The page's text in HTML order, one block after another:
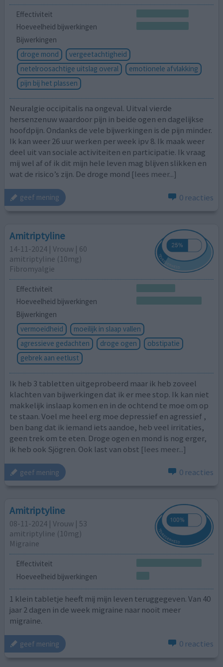
Effectiviteit
Hoeveelheid bijwerkingen
Bijwerkingen
droge mond
vergeetachtigheid
netelroosachtige uitslag overal
emotionele afvlakking
pijn bij het plassen
Neuralgie occipitalis na ongeval. Uitval vierde
hersenzenuw waardoor pijn in beide ogen en dagelijkse
hoofdpijn. Ondanks de vele bijwerkingen is de pijn minder.
Ik kan weer 26 uur werken per week ipv 8. Ik maak weer
deel uit van sociale activiteiten en participatie. Ik vraag
mij wel af of ik dit mijn hele leven mag blijven slikken en
wat de risico’s zijn. De droge mond [lees meer...]
geef mening 0 reacties
Amitriptyline
14-11-2024 | Vrouw | 60
amitriptyline (10mg)
Fibromyalgie
Effectiviteit
Hoeveelheid bijwerkingen
Bijwerkingen
vermoeidheid
moeilijk in slaap vallen
agressieve gedachten
droge ogen
obstipatie
gebrek aan eetlust
Ik heb 3 tabletten uitgeprobeerd maar ik heb zoveel
klachten van bijwerkingen dat ik er mee stop. Ik kan niet
makkelijk inslaap komen en in de ochtend te moe om op
te staan. Voel me heel erg moe depressief en agressief ,
ben bang dat ik iemand iets aandoe, heb veel irritaties,
geen trek om te eten. Droge ogen en mond is nog erger,
ik heb ook Sjögren. Ook last van obst [lees meer...]
geef mening 0 reacties
Amitriptyline
08-11-2024 | Vrouw | 53
amitriptyline (10mg)
Migraine
Effectiviteit
Hoeveelheid bijwerkingen
1 klein tabletje heeft mij mijn leven teruggegeven. Van 40
jaar 2 dagen in de week migraine naar nooit meer
migraine.
geef mening 0 reacties